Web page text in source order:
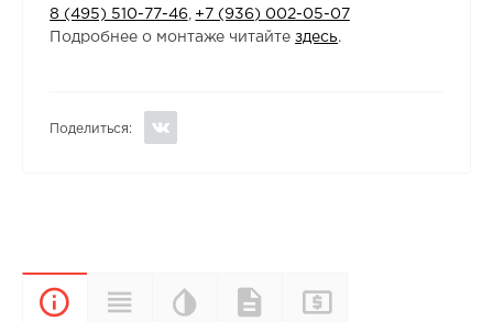
8 (495) 510-77-46
+7 (936) 002-05-07
Подробнее о монтаже читайтездесь.
Поделиться:
ОписаниеХарактеристики
Цветовая
палитра
Документы